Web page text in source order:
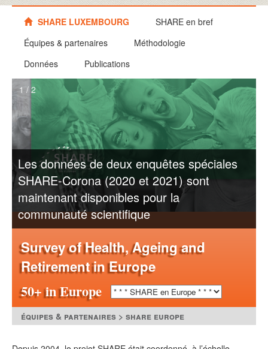
SHARE LUXEMBOURG
SHARE en bref
Équipes & partenaires
Méthodologie
Données
Publications
1 / 2
Les données de deux enquêtes spéciales
SHARE-Corona (2020 et 2021) sont
maintenant disponibles pour la
communauté scientifique
Survey of Health, Ageing and
Retirement in Europe
50+ in Europe
équipes & partenaires > share europe